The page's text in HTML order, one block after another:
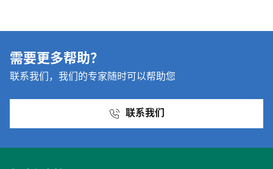
需要更多帮助？
联系我们，我们的专家随时可以帮助您
联系我们